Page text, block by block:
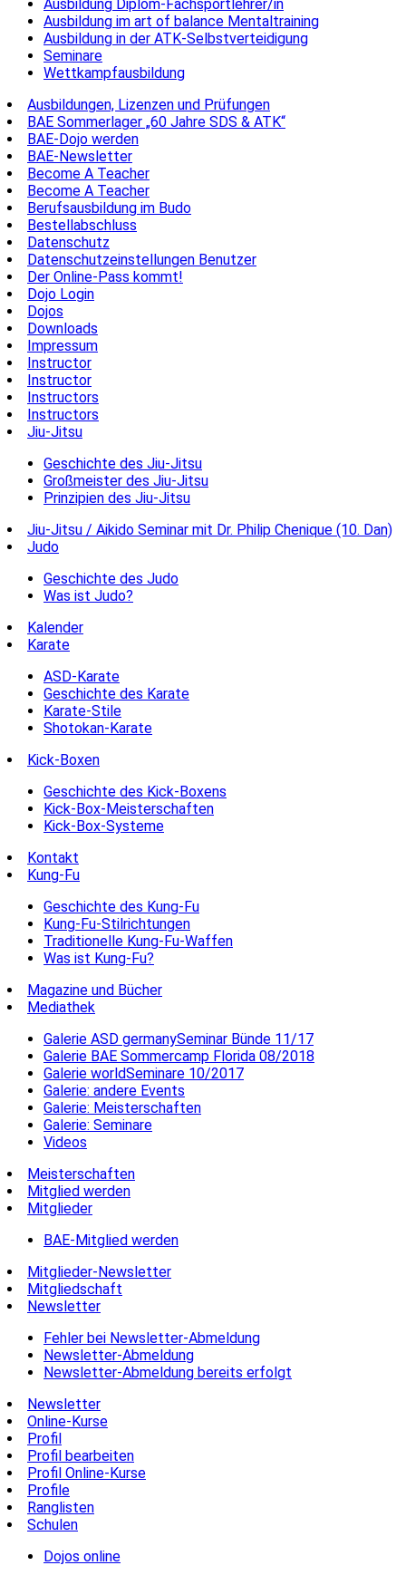
Ausbildung Diplom-Fachsportlehrer/in
Ausbildung im art of balance Mentaltraining
Ausbildung in der ATK-Selbstverteidigung
Seminare
Wettkampfausbildung
Ausbildungen, Lizenzen und Prüfungen
BAE Sommerlager „60 Jahre SDS & ATK“
BAE-Dojo werden
BAE-Newsletter
Become A Teacher
Become A Teacher
Berufsausbildung im Budo
Bestellabschluss
Datenschutz
Datenschutzeinstellungen Benutzer
Der Online-Pass kommt!
Dojo Login
Dojos
Downloads
Impressum
Instructor
Instructor
Instructors
Instructors
Jiu-Jitsu
Geschichte des Jiu-Jitsu
Großmeister des Jiu-Jitsu
Prinzipien des Jiu-Jitsu
Jiu-Jitsu / Aikido Seminar mit Dr. Philip Chenique (10. Dan)
Judo
Geschichte des Judo
Was ist Judo?
Kalender
Karate
ASD-Karate
Geschichte des Karate
Karate-Stile
Shotokan-Karate
Kick-Boxen
Geschichte des Kick-Boxens
Kick-Box-Meisterschaften
Kick-Box-Systeme
Kontakt
Kung-Fu
Geschichte des Kung-Fu
Kung-Fu-Stilrichtungen
Traditionelle Kung-Fu-Waffen
Was ist Kung-Fu?
Magazine und Bücher
Mediathek
Galerie ASD germanySeminar Bünde 11/17
Galerie BAE Sommercamp Florida 08/2018
Galerie worldSeminare 10/2017
Galerie: andere Events
Galerie: Meisterschaften
Galerie: Seminare
Videos
Meisterschaften
Mitglied werden
Mitglieder
BAE-Mitglied werden
Mitglieder-Newsletter
Mitgliedschaft
Newsletter
Fehler bei Newsletter-Abmeldung
Newsletter-Abmeldung
Newsletter-Abmeldung bereits erfolgt
Newsletter
Online-Kurse
Profil
Profil bearbeiten
Profil Online-Kurse
Profile
Ranglisten
Schulen
Dojos online